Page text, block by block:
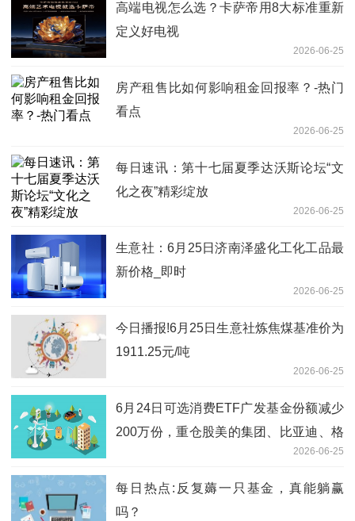
高端电视怎么选？卡萨帝用8大标准重新
定义好电视
2026-06-25
房产租售比如何影响租金回报率？-热门
看点
2026-06-25
每日速讯：第十七届夏季达沃斯论坛“文
化之夜”精彩绽放
2026-06-25
生意社：6月25日济南泽盛化工化工品最
新价格_即时
2026-06-25
今日播报!6月25日生意社炼焦煤基准价为
1911.25元/吨
2026-06-25
6月24日可选消费ETF广发基金份额减少
200万份，重仓股美的集团、比亚迪、格
2026-06-25
每日热点:反复薅一只基金，真能躺赢
吗？